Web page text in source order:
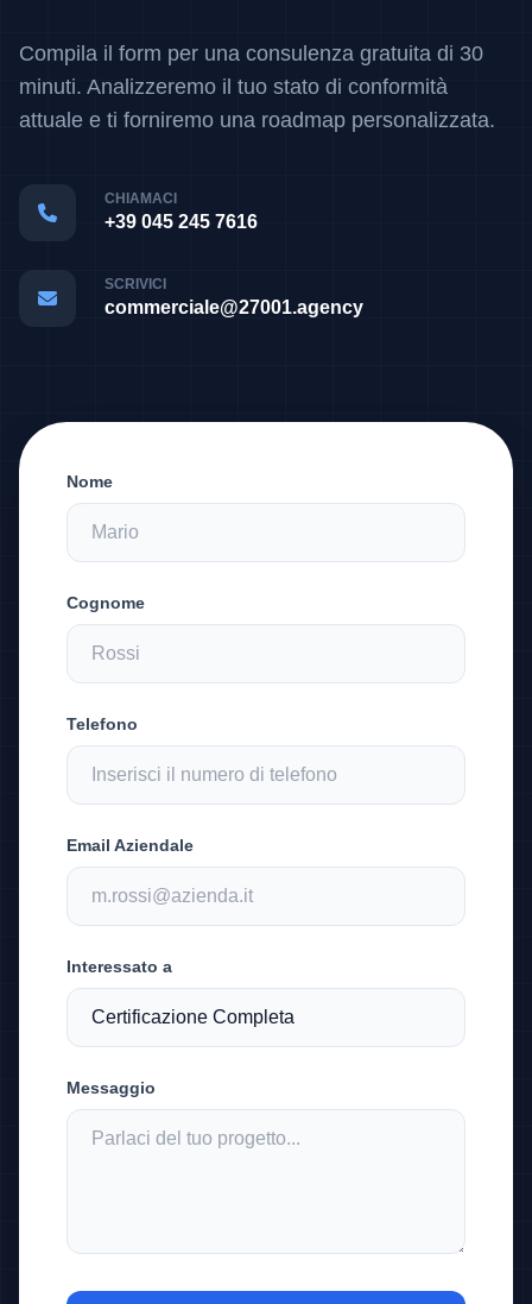
Compila il form per una consulenza gratuita di 30
minuti. Analizzeremo il tuo stato di conformità
attuale e ti forniremo una roadmap personalizzata.
CHIAMACI
+39 045 245 7616
SCRIVICI
commerciale@27001.agency
Nome
Cognome
Telefono
Email Aziendale
Interessato a
Messaggio